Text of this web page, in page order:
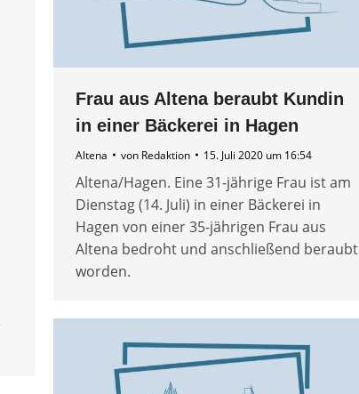
Frau aus Altena beraubt Kundin
in einer Bäckerei in Hagen
Altena von Redaktion 15. Juli 2020 um 16:54
Altena/Hagen. Eine 31-jährige Frau ist am
Dienstag (14. Juli) in einer Bäckerei in
Hagen von einer 35-jährigen Frau aus
Altena bedroht und anschließend beraubt
worden.